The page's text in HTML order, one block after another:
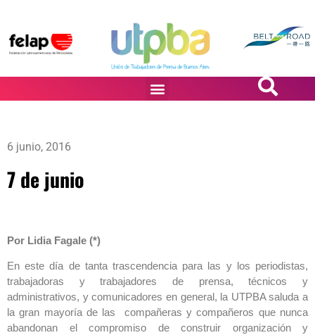
6 junio, 2016
7 de junio
Por Lidia Fagale (*)
En este día de tanta trascendencia para las y los periodistas,
trabajadoras y trabajadores de prensa, técnicos y
administrativos, y comunicadores en general, la UTPBA saluda a
la gran mayoría de las compañeras y compañeros que nunca
abandonan el compromiso de construir organización y